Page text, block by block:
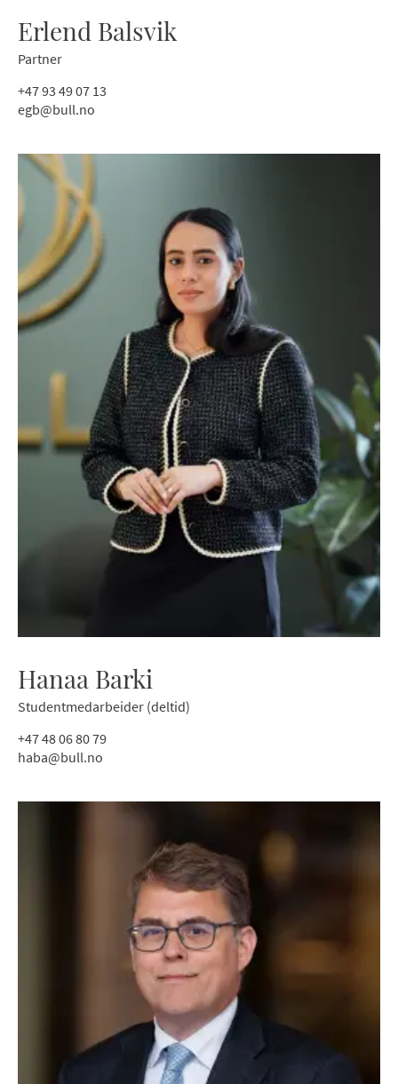
Erlend Balsvik
Partner
+47 93 49 07 13
egb@bull.no
Hanaa Barki
Studentmedarbeider (deltid)
+47 48 06 80 79
haba@bull.no